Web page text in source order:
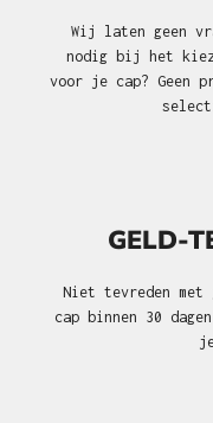
Wij laten geen
nodig bij het
voor je cap? Geen
GELD-
Niet tevreden met
cap binnen 30